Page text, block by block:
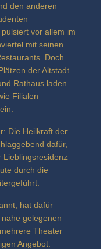
den anderen
vor allem im
mit seinen
Doch
der Altstadt
Rathaus laden
Filialen
Die Heilkraft der
dafür,
Lieblingsresidenz
durch die
hat dafür
gelegenen
Theater
Angebot.